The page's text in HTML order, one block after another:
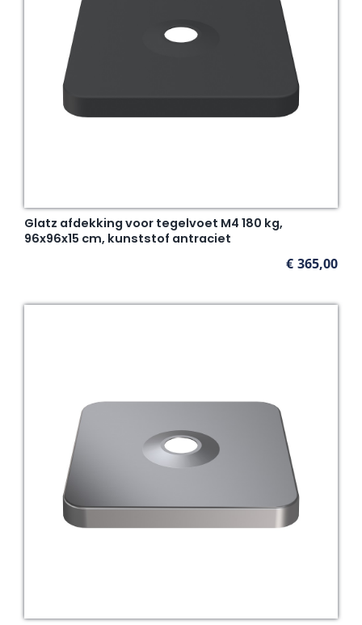
Glatz afdekking voor tegelvoet M4 180 kg,
96x96x15 cm, kunststof antraciet
€ 365,00